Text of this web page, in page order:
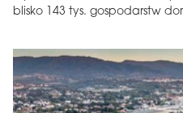
blisko 143 tys. gospodarstw